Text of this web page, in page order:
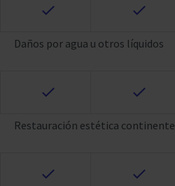
Daños por agua u otros líquidos
Restauración estética continente